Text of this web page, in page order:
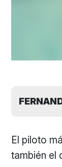
El piloto
también el